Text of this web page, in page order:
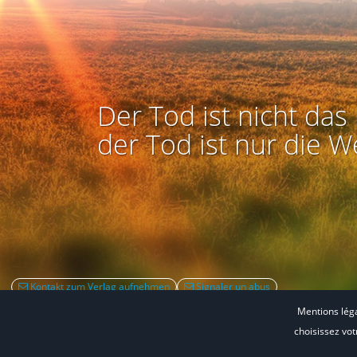
Der Tod ist nicht
der Tod ist nur die
Kontakt zum Verlag aufnehmen
Signaler un abus
Mentions
choisissez